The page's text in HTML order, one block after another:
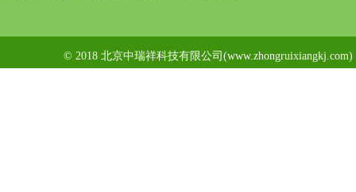
© 2018 北京中瑞祥科技有限公司